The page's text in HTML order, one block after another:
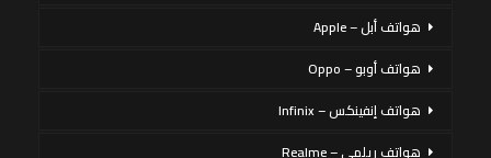
هواتف أبل – Apple
هواتف أوبو – Oppo
هواتف إنفينكس – Infinix
هواتف ريلمي – Realme